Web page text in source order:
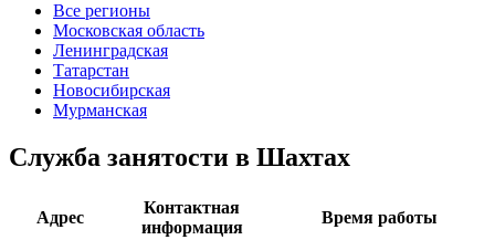
Все регионы
Московская область
Ленинградская
Татарстан
Новосибирская
Мурманская
Служба занятости в Шахтах
Адрес
Контактная
информация
Время работы